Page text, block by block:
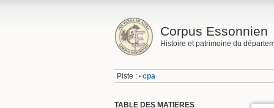
Corpus Essonnien
Histoire et patrimoine du
Piste : • cpa
TABLE DES MATIÈRES